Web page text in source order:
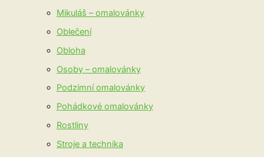
Mikuláš – omalovánky
Oblečení
Obloha
Osoby – omalovánky
Podzimní omalovánky
Pohádkové omalovánky
Rostliny
Stroje a technika